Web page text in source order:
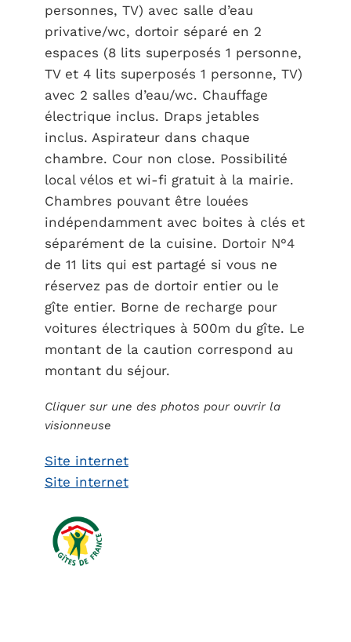
personnes, TV) avec salle d’eau
privative/wc, dortoir séparé en 2
espaces (8 lits superposés 1 personne,
TV et 4 lits superposés 1 personne, TV)
avec 2 salles d’eau/wc. Chauffage
électrique inclus. Draps jetables
inclus. Aspirateur dans chaque
chambre. Cour non close. Possibilité
local vélos et wi-fi gratuit à la mairie.
Chambres pouvant être louées
indépendamment avec boites à clés et
séparément de la cuisine. Dortoir N°4
de 11 lits qui est partagé si vous ne
réservez pas de dortoir entier ou le
gîte entier. Borne de recharge pour
voitures électriques à 500m du gîte. Le
montant de la caution correspond au
montant du séjour.
Cliquer sur une des photos pour ouvrir la
visionneuse
Site internet
Site internet